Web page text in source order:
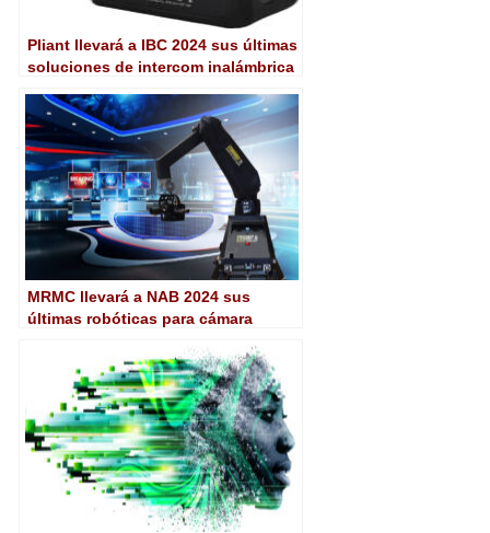
Pliant llevará a IBC 2024 sus últimas
soluciones de intercom inalámbrica
MRMC llevará a NAB 2024 sus
últimas robóticas para cámara